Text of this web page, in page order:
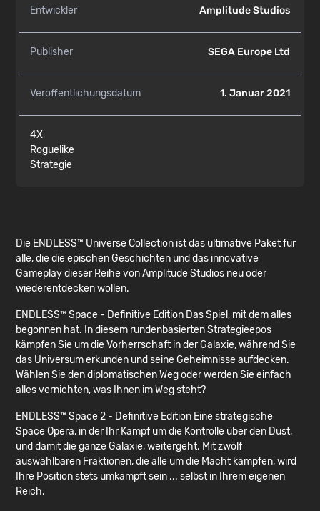
Entwickler Amplitude Studios
Publisher SEGA Europe Ltd
Veröffentlichungsdatum 1. Januar 2021
4X
Roguelike
Strategie
Die ENDLESS™ Universe Collection ist das ultimative Paket für
alle, die die epischen Geschichten und das innovative
Gameplay dieser Reihe von Amplitude Studios neu oder
wiederentdecken wollen.
ENDLESS™ Space - Definitive Edition Das Spiel, mit dem alles
begonnen hat. In diesem rundenbasierten Strategieepos
kämpfen Sie um die Vorherrschaft in der Galaxie, während Sie
das Universum erkunden und seine Geheimnisse aufdecken.
Wählen Sie den diplomatischen Weg oder werden Sie einfach
alles vernichten, was Ihnen im Weg steht?
ENDLESS™ Space 2 - Definitive Edition Eine strategische
Space Opera, in der Ihr Kampf um die Kontrolle über den Dust,
und damit die ganze Galaxie, weitergeht. Mit zwölf
auswählbaren Fraktionen, die alle um die Macht kämpfen, wird
Ihre Position stets umkämpft sein ... selbst in Ihrem eigenen
Reich.